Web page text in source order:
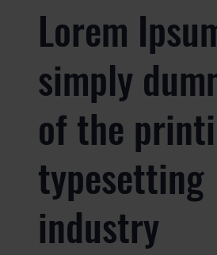
Lorem
simply
of the
typesetting
industry